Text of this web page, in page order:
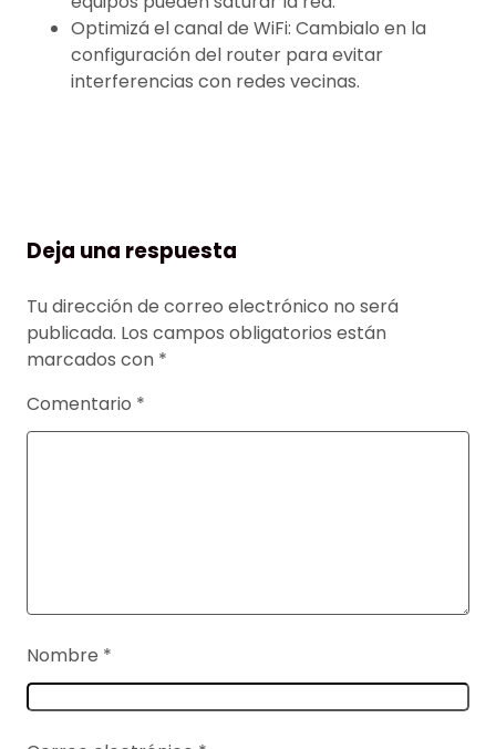
Optimizá el canal de WiFi: Cambialo en la
configuración del router para evitar
interferencias con redes vecinas.
Deja una respuesta
Tu dirección de correo electrónico no será
publicada. Los campos obligatorios están
marcados con *
Comentario *
Nombre *